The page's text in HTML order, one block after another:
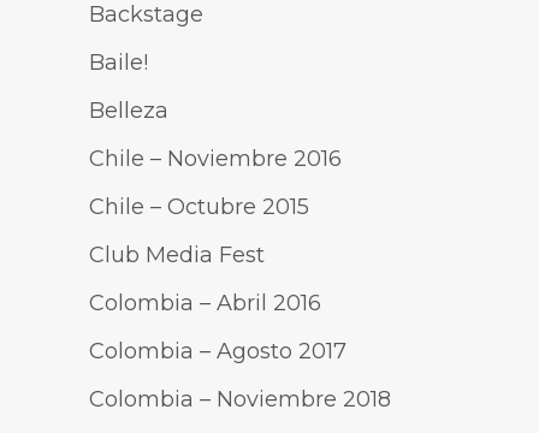
Backstage
Baile!
Belleza
Chile – Noviembre 2016
Chile – Octubre 2015
Club Media Fest
Colombia – Abril 2016
Colombia – Agosto 2017
Colombia – Noviembre 2018